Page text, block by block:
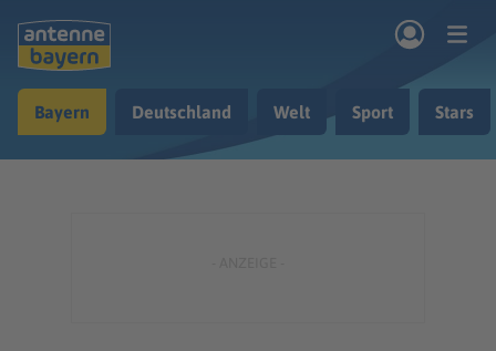
Musik & Radio
Bayern Deutschland Welt Sport Stars